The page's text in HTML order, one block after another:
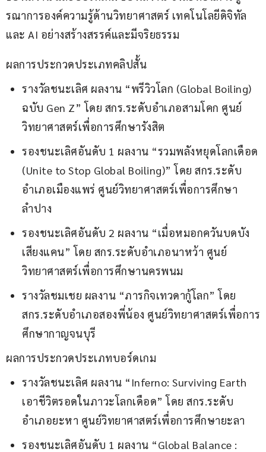
รณาการองค์ความรู้ด้านวิทยาศาสตร์ เทคโนโลยีดิจิทัล
และ AI อย่างสร้างสรรค์และมีจริยธรรม
ผลการประกวดประเภทคลิปสั้น
รางวัลชนะเลิศ ผลงาน “พรีวิวโลก (Global Boiling)
ฉบับ Gen Z” โดย สกร.ระดับอำเภอสามโคก ศูนย์
วิทยาศาสตร์เพื่อการศึกษารังสิต
รองชนะเลิศอันดับ 1 ผลงาน “รวมพลังหยุดโลกเดือด
(Unite to Stop Global Boiling)” โดย สกร.ระดับ
อำเภอเมืองแพร่ ศูนย์วิทยาศาสตร์เพื่อการศึกษา
ลำปาง
รองชนะเลิศอันดับ 2 ผลงาน “เมื่อหมอกควันบดบัง
เสียงแคน” โดย สกร.ระดับอำเภอนาหว้า ศูนย์
วิทยาศาสตร์เพื่อการศึกษานครพนม
รางวัลชมเชย ผลงาน “ภารกิจเทวดากู้โลก” โดย
สกร.ระดับอำเภอสองพี่น้อง ศูนย์วิทยาศาสตร์เพื่อการ
ศึกษากาญจนบุรี
ผลการประกวดประเภทบอร์ดเกม
รางวัลชนะเลิศ ผลงาน “Inferno: Surviving Earth
เอาชีวิตรอดในภาวะโลกเดือด” โดย สกร.ระดับ
อำเภอยะหา ศูนย์วิทยาศาสตร์เพื่อการศึกษายะลา
รองชนะเลิศอันดับ 1 ผลงาน “Global Balance :